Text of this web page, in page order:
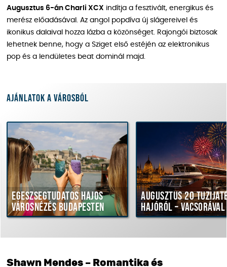
Augusztus 6-án Charli XCX indítja a fesztivált, energikus és
merész előadásával. Az angol popdíva új slágereivel és
ikonikus dalaival hozza lázba a közönséget. Rajongói biztosak
lehetnek benne, hogy a Sziget első estéjén az elektronikus
pop és a lendületes beat dominál majd.
Ajánlatok a városból
hajós
Budapesten
Augusztus 20 tűzijáték
hajóról – vacsorával
Shawn Mendes – Romantika és